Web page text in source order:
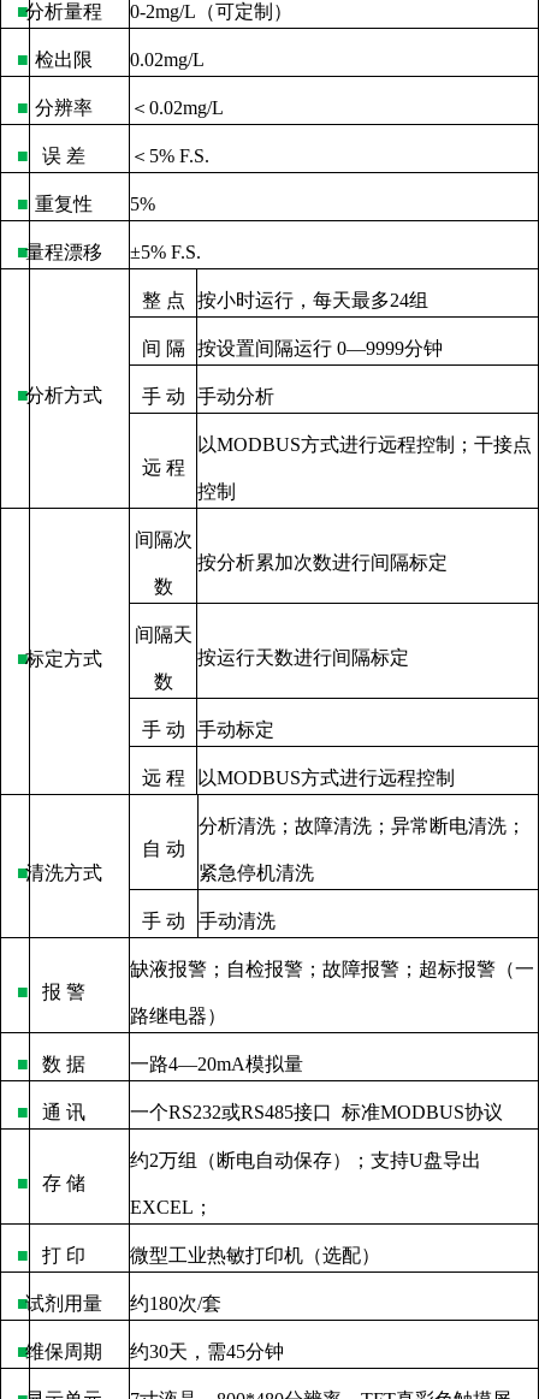
■分析量程 0-2mg/L （可定制）
■ 检出限 0.02mg/L
■ 分辨率 ＜ 0.02mg/L
■ 误 差 ＜ 5% F.S.
■ 重复性 5%
■量程漂移 ±5% F.S.
■分析方式
整 点 按小时运行，每天最多24组
间 隔 按设置间隔运行 0—9999分钟
手 动 手动分析
远 程
以MODBUS方式进行远程控制；干接点
控制
■标定方式
间隔次
数
按分析累加次数进行间隔标定
间隔天
数
按运行天数进行间隔标定
手 动 手动标定
远 程 以MODBUS方式进行远程控制
■清洗方式
自 动
分析清洗；故障清洗；异常断电清洗；
紧急停机清洗
手 动 手动清洗
■ 报 警
缺液报警；自检报警；故障报警；超标报警（一
路继电器）
■ 数 据 一路4—20mA模拟量
■ 通 讯 一个RS232或RS485接口 标准MODBUS协议
■ 存 储
约2万组（断电自动保存）；支持U盘导出
EXCEL ；
■ 打 印 微型工业热敏打印机（选配）
■试剂用量 约180次/套
■维保周期 约30天，需45分钟